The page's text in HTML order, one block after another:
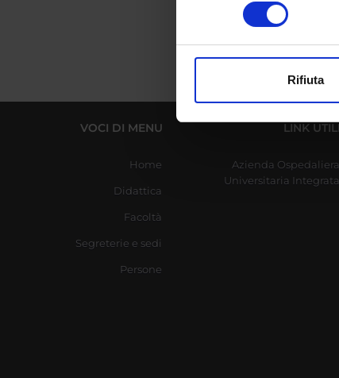
digitali).
modificare o ritirare il tuo
di analisi dei dati web,
che hanno raccolto dal
Rifiuta
VOCI DI MENU
Home
Didattica
Facoltà
Segreterie e sedi
Persone
LINK UTILI
Azienda Ospedaliera
Universitaria Integrata